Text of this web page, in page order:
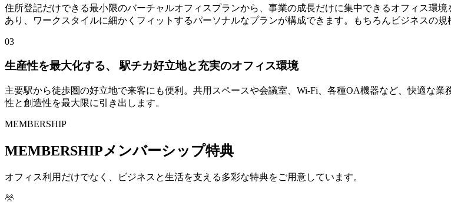
住所登記だけできる最小限のバーチャルオフィスプランから、事業の成長だけに集中できるオフィス環
あり、ワークスタイルに細かくフィットするパーソナルなプランが構成できます。もちろんビジネスの
03
生産性を最大化する、 駅チカ好立地と充実のオフィス環境
主要駅から徒歩圏の好立地で来客にも便利。共用スペースや会議室、Wi‑Fi、各種OA機器など、快適な
性と創造性を最大限に引き出します。
MEMBERSHIP
MEMBERSHIPメンバーシップ特典
オフィス利用だけでなく、ビジネスと生活を支える多彩な特典をご用意しています。